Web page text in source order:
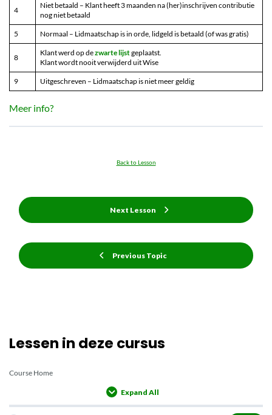
4
Niet betaald – Klant heeft 3 maanden na (her)inschrijven contributie
nog niet betaald
5 Normaal – Lidmaatschap is in orde, lidgeld is betaald (of was gratis)
8
Klant werd op dezwarte lijstgeplaatst.
Klant wordt nooit verwijderd uit Wise
9 Uitgeschreven – Lidmaatschap is niet meer geldig
Meer info?
Previous Topic
Back to Lesson
Next Lesson
Lessen in deze cursus
Course Home
Expand All